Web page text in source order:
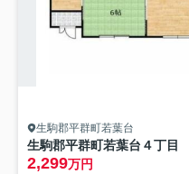
生駒郡平群町若葉台
生駒郡平群町若葉台４丁
2,299万円